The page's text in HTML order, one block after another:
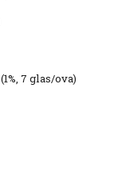
(1%, 7 glas/ova)